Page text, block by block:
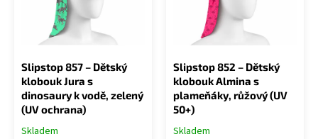
Slipstop 857 – Dětský
klobouk Jura s
dinosaury k vodě, zelený
(UV ochrana)
Skladem
Slipstop 852 – Dětský
klobouk Almina s
plameňáky, růžový (UV
50+)
Skladem